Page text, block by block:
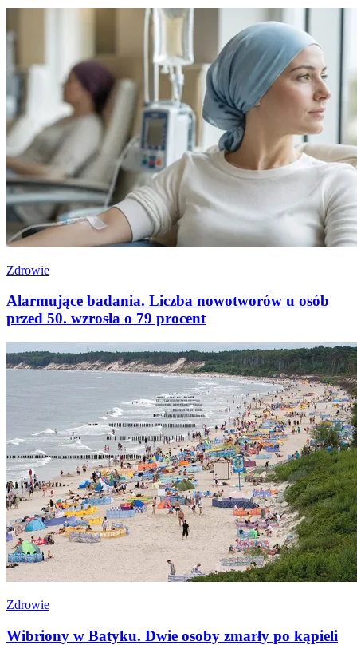
Zdrowie
Alarmujące badania. Liczba nowotworów u osób
przed 50. wzrosła o 79 procent
Zdrowie
Wibriony w Batyku. Dwie osoby zmarły po kąpieli